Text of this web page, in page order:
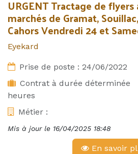
URGENT Tractage de
marchés de Gramat,
Cahors Vendredi 24 et
Eyekard
Prise de poste : 24/06/2022
Contrat à durée déterminée
heures
Métier :
Mis à jour le 16/04/2025 18:48
En savoir